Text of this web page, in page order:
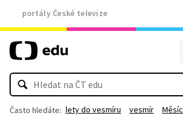
portály České televize
Často hledáte: lety do vesmíru vesmír Měsíc